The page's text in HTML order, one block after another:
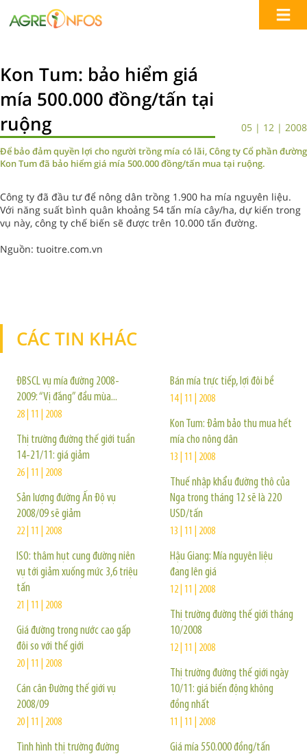
Kon Tum: bảo hiểm giá
mía 500.000 đồng/tấn tại
ruộng
05 | 12 | 2008
Để bảo đảm quyền lợi cho người trồng mía có lãi, Công ty Cổ phần đường
Kon Tum đã bảo hiểm giá mía 500.000 đồng/tấn mua tại ruộng.
Công ty đã đầu tư để nông dân trồng 1.900 ha mía nguyên liệu.
Với năng suất bình quân khoảng 54 tấn mía cây/ha, dự kiến trong
vụ này, công ty chế biến sẽ được trên 10.000 tấn đường.
Nguồn: tuoitre.com.vn
CÁC TIN KHÁC
ĐBSCL vụ mía đường 2008-
2009: “Vị đắng” đầu mùa...
28 | 11 | 2008
Thị trường đường thế giới tuần
14-21/11: giá giảm
26 | 11 | 2008
Sản lượng đường Ấn Độ vụ
2008/09 sẽ giảm
22 | 11 | 2008
ISO: thâm hụt cung đường niên
vụ tới giảm xuống mức 3,6 triệu
tấn
21 | 11 | 2008
Giá đường trong nước cao gấp
đôi so với thế giới
20 | 11 | 2008
Cán cân Đường thế giới vụ
2008/09
20 | 11 | 2008
Tình hình thị trường đường
Bán mía trực tiếp, lợi đôi bề
14 | 11 | 2008
Kon Tum: Đảm bảo thu mua hết
mía cho nông dân
13 | 11 | 2008
Thuế nhập khẩu đường thô của
Nga trong tháng 12 sẽ là 220
USD/tấn
13 | 11 | 2008
Hậu Giang: Mía nguyên liệu
đang lên giá
12 | 11 | 2008
Thị trường đường thế giới tháng
10/2008
12 | 11 | 2008
Thị trường đường thế giới ngày
10/11: giá biến động không
đồng nhất
11 | 11 | 2008
Giá mía 550.000 đồng/tấn